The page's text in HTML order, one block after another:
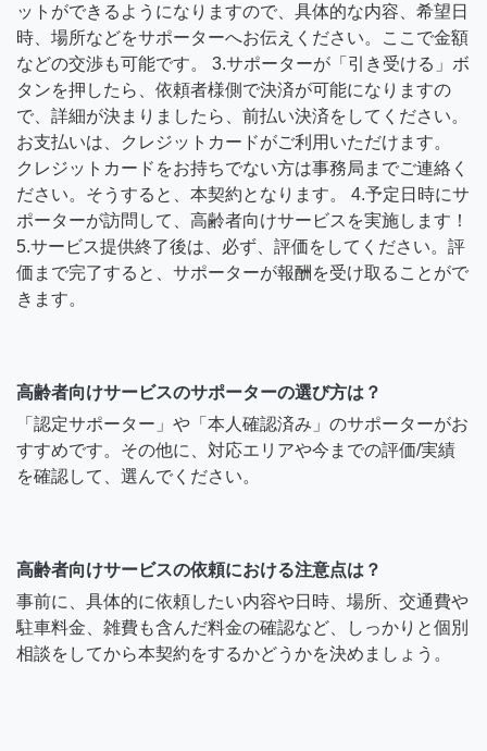
ットができるようになりますので、具体的な内容、希望日
時、場所などをサポーターへお伝えください。ここで金額
などの交渉も可能です。 3.サポーターが「引き受ける」ボ
タンを押したら、依頼者様側で決済が可能になりますの
で、詳細が決まりましたら、前払い決済をしてください。
お支払いは、クレジットカードがご利用いただけます。
クレジットカードをお持ちでない方は事務局までご連絡く
ださい。そうすると、本契約となります。 4.予定日時にサ
ポーターが訪問して、高齢者向けサービスを実施します！
5.サービス提供終了後は、必ず、評価をしてください。評
価まで完了すると、サポーターが報酬を受け取ることがで
きます。
高齢者向けサービスのサポーターの選び方は？
「認定サポーター」や「本人確認済み」のサポーターがお
すすめです。その他に、対応エリアや今までの評価/実績
を確認して、選んでください。
高齢者向けサービスの依頼における注意点は？
事前に、具体的に依頼したい内容や日時、場所、交通費や
駐車料金、雑費も含んだ料金の確認など、しっかりと個別
相談をしてから本契約をするかどうかを決めましょう。